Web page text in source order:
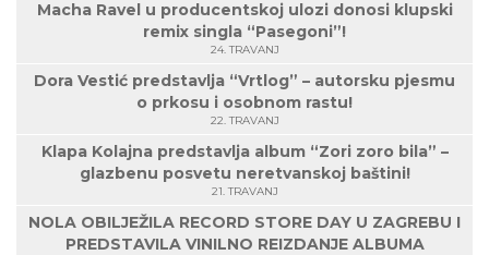
Macha Ravel u producentskoj ulozi donosi klupski
remix singla “Pasegoni”!
24. TRAVANJ
Dora Vestić predstavlja “Vrtlog” – autorsku pjesmu
o prkosu i osobnom rastu!
22. TRAVANJ
Klapa Kolajna predstavlja album “Zori zoro bila” –
glazbenu posvetu neretvanskoj baštini!
21. TRAVANJ
NOLA OBILJEŽILA RECORD STORE DAY U ZAGREBU I
PREDSTAVILA VINILNO REIZDANJE ALBUMA